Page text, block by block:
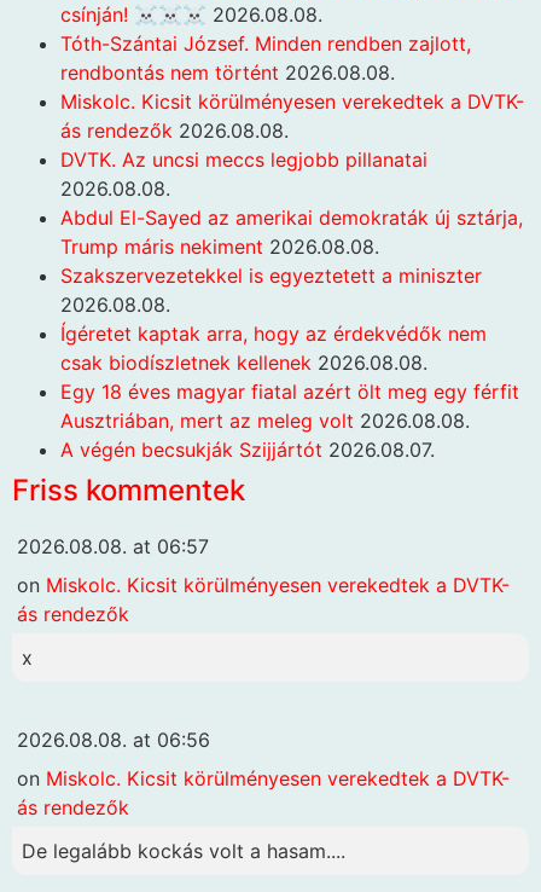
csínján! ☠️☠️☠️ 2026.08.08.
Tóth-Szántai József. Minden rendben zajlott,
rendbontás nem történt 2026.08.08.
Miskolc. Kicsit körülményesen verekedtek a DVTK-
ás rendezők 2026.08.08.
DVTK. Az uncsi meccs legjobb pillanatai
2026.08.08.
Abdul El-Sayed az amerikai demokraták új sztárja,
Trump máris nekiment 2026.08.08.
Szakszervezetekkel is egyeztetett a miniszter
2026.08.08.
Ígéretet kaptak arra, hogy az érdekvédők nem
csak biodíszletnek kellenek 2026.08.08.
Egy 18 éves magyar fiatal azért ölt meg egy férfit
Ausztriában, mert az meleg volt 2026.08.08.
A végén becsukják Szijjártót 2026.08.07.
Friss kommentek
2026.08.08. at 06:57
on Miskolc. Kicsit körülményesen verekedtek a DVTK-
ás rendezők
x
2026.08.08. at 06:56
on Miskolc. Kicsit körülményesen verekedtek a DVTK-
ás rendezők
De legalább kockás volt a hasam....